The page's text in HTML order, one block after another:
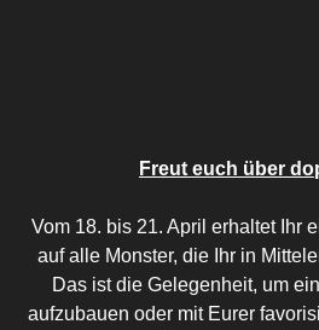
Freut euch über
Vom 18. bis 21. April erhaltet Ihr
auf alle Monster, die Ihr in
Das ist die Gelegenheit, um
aufzubauen oder mit Eurer